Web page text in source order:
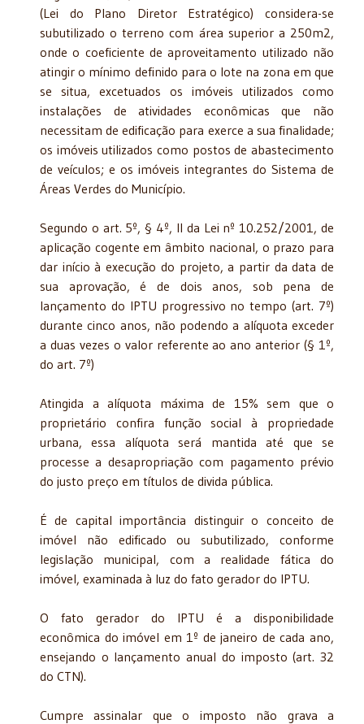
(Lei do Plano Diretor Estratégico) considera-se
subutilizado o terreno com área superior a 250m2,
onde o coeficiente de aproveitamento utilizado não
atingir o mínimo definido para o lote na zona em que
se situa, excetuados os imóveis utilizados como
instalações de atividades econômicas que não
necessitam de edificação para exerce a sua finalidade;
os imóveis utilizados como postos de abastecimento
de veículos; e os imóveis integrantes do Sistema de
Áreas Verdes do Município.
Segundo o art. 5º, § 4º, II da Lei nº 10.252/2001, de
aplicação cogente em âmbito nacional, o prazo para
dar início à execução do projeto, a partir da data de
sua aprovação, é de dois anos, sob pena de
lançamento do IPTU progressivo no tempo (art. 7º)
durante cinco anos, não podendo a alíquota exceder
a duas vezes o valor referente ao ano anterior (§ 1º,
do art. 7º)
Atingida a alíquota máxima de 15% sem que o
proprietário confira função social à propriedade
urbana, essa alíquota será mantida até que se
processe a desapropriação com pagamento prévio
do justo preço em títulos de divida pública.
É de capital importância distinguir o conceito de
imóvel não edificado ou subutilizado, conforme
legislação municipal, com a realidade fática do
imóvel, examinada à luz do fato gerador do IPTU.
O fato gerador do IPTU é a disponibilidade
econômica do imóvel em 1º de janeiro de cada ano,
ensejando o lançamento anual do imposto (art. 32
do CTN).
Cumpre assinalar que o imposto não grava a